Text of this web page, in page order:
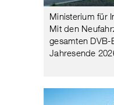
Ministerium für
Mit den
gesamten
Jahresende